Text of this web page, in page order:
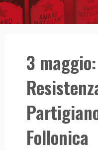
3
Follonica